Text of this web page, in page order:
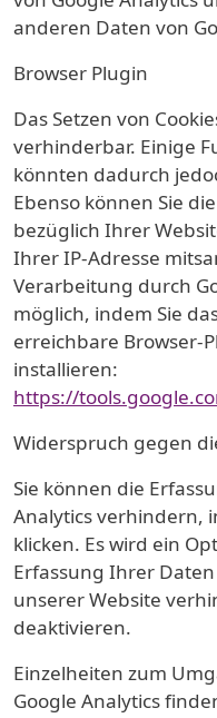
anderen Daten von
Browser Plugin
Das Setzen von
verhinderbar. Einige
könnten dadurch
Ebenso können Sie
bezüglich Ihrer
Ihrer IP-Adresse
Verarbeitung durch
möglich, indem Sie
erreichbare Browser-
installieren:
https://
Widerspruch gegen
Sie können die
Analytics verhindern,
klicken. Es wird ein
Erfassung Ihrer
unserer Website
deaktivieren.
Einzelheiten zum
Google Analytics